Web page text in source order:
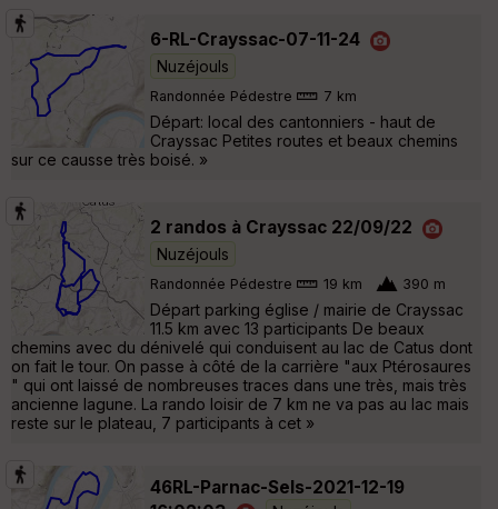
6-RL-Crayssac-07-11-24
Nuzéjouls
Randonnée Pédestre 7 km
Départ: local des cantonniers - haut de
Crayssac Petites routes et beaux chemins
sur ce causse très boisé. »
2 randos à Crayssac 22/09/22
Nuzéjouls
Randonnée Pédestre 19 km 390 m
Départ parking église / mairie de Crayssac
11.5 km avec 13 participants De beaux
chemins avec du dénivelé qui conduisent au lac de Catus dont
on fait le tour. On passe à côté de la carrière "aux Ptérosaures
" qui ont laissé de nombreuses traces dans une très, mais très
ancienne lagune. La rando loisir de 7 km ne va pas au lac mais
reste sur le plateau, 7 participants à cet »
46RL-Parnac-Sels-2021-12-19